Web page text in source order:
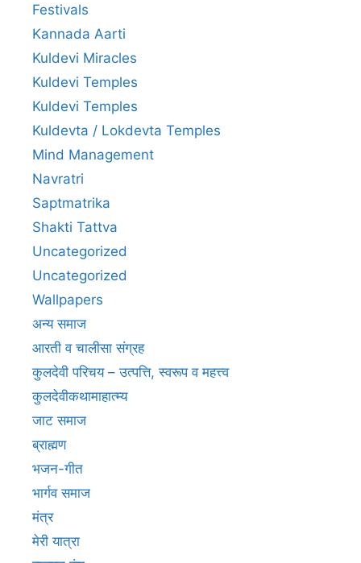
Festivals
Kannada Aarti
Kuldevi Miracles
Kuldevi Temples
Kuldevi Temples
Kuldevta / Lokdevta Temples
Mind Management
Navratri
Saptmatrika
Shakti Tattva
Uncategorized
Uncategorized
Wallpapers
अन्य समाज
आरती व चालीसा संग्रह
कुलदेवी परिचय – उत्पत्ति, स्वरूप व महत्त्व
कुलदेवीकथामाहात्म्य
जाट समाज
ब्राह्मण
भजन-गीत
भार्गव समाज
मंत्र
मेरी यात्रा